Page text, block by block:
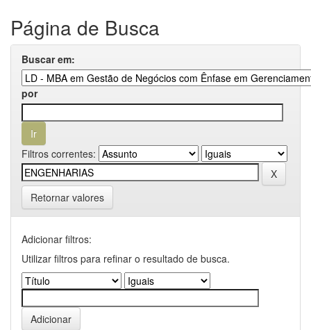
Página de Busca
Buscar em:
por
Filtros correntes:
Retornar valores
Adicionar filtros:
Utilizar filtros para refinar o resultado de busca.